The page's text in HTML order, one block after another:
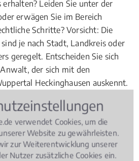
Leiden Sie unter der
erwägen Sie im Bereich
Schritte? Vorsicht: Die
je nach Stadt, Landkreis oder
geregelt. Entscheiden Sie sich
der sich mit den
Heckinghausen auskennt.
für Beamte
Angestellte
im öffentlichen Dienst
zu leistenden Pflichten. Aber
verwendet Cookies, um die
Website zu gewährleisten.
zur Weiterentwicklung unserer
Nutzer zusätzliche Cookies ein.